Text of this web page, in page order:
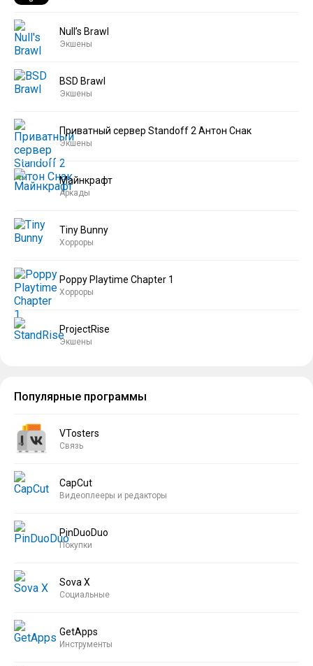
Null’s Brawl
Экшены
BSD Brawl
Экшены
Приватный сервер Standoff 2 Антон Снак
Экшены
Майнкрафт
Аркады
Tiny Bunny
Хорроры
Poppy Playtime Chapter 1
Хорроры
ProjectRise
Экшены
Популярные программы
VTosters
Связь
CapCut
Видеоплееры и редакторы
PinDuoDuo
Покупки
Sova X
Социальные
GetApps
Инструменты